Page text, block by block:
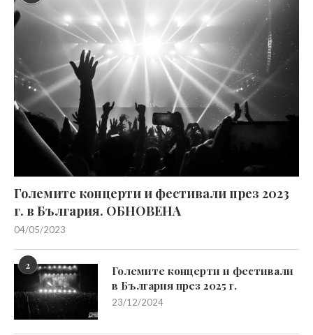
Големите концерти и фестивали през 2023
г. в България. ОБНОВЕНА
04/05/2023
2
Големите концерти и фестивали
в България през 2025 г.
23/12/2024